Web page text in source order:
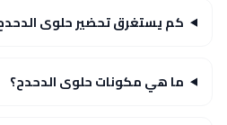
كم يستغرق تحضير حلوى
ما هي مكونات حلوى الدحدح؟